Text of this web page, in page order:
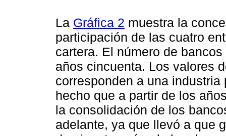
La Gráfica 2 muestra la
participación de las cuatro
cartera. El número de
años cincuenta. Los valores
corresponden a una
hecho que a partir de los
la consolidación de los
adelante, ya que llevó a que